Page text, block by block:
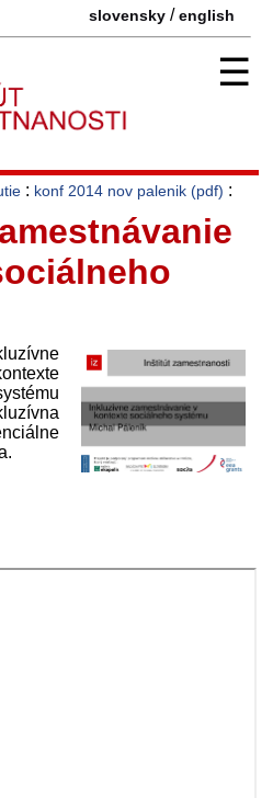
slovensky /english
☰
: konf 2014 nov palenik (pdf) :